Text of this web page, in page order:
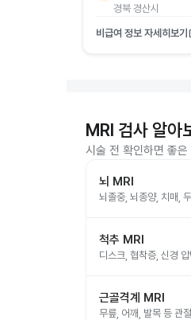
경북 경산시
비급여 정보 자세히보기
MRI 검사 알아
시술 전 확인하면 좋
뇌 MRI
뇌졸중, 뇌종양, 치매,
척추 MRI
디스크, 협착증, 신경
근골격계 MRI
무릎, 어깨, 발목 등 관